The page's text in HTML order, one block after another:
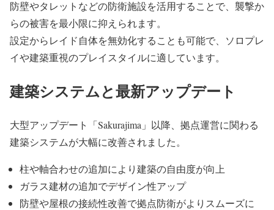
防壁やタレットなどの防衛施設を活用することで、襲撃か
らの被害を最小限に抑えられます。
設定からレイド自体を無効化することも可能で、ソロプレ
イや建築重視のプレイスタイルに適しています。
建築システムと最新アップデート
大型アップデート「Sakurajima」以降、拠点運営に関わる
建築システムが大幅に改善されました。
柱や軸合わせの追加により建築の自由度が向上
ガラス建材の追加でデザイン性アップ
防壁や屋根の接続性改善で拠点防衛がよりスムーズに